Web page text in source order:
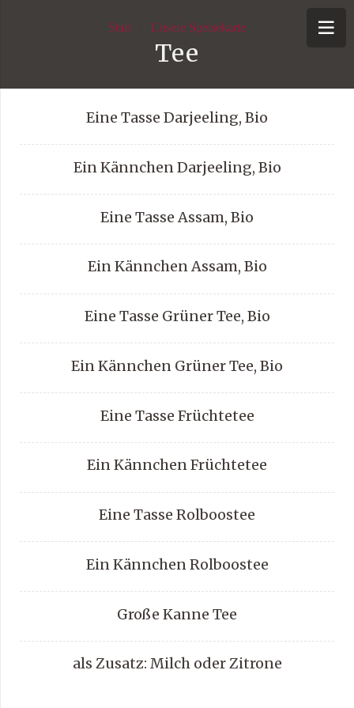
Start Unsere Speisekarte
Tee
Eine Tasse Darjeeling, Bio
Ein Kännchen Darjeeling, Bio
Eine Tasse Assam, Bio
Ein Kännchen Assam, Bio
Eine Tasse Grüner Tee, Bio
Ein Kännchen Grüner Tee, Bio
Eine Tasse Früchtetee
Ein Kännchen Früchtetee
Eine Tasse Rolboostee
Ein Kännchen Rolboostee
Große Kanne Tee
als Zusatz: Milch oder Zitrone